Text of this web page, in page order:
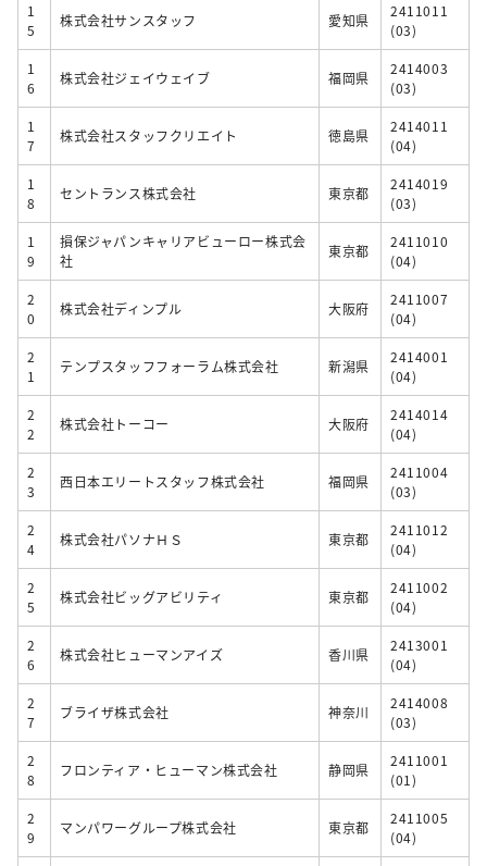
1
5
株式会社サンスタッフ 愛知県
2411011
(03)
1
6
株式会社ジェイウェイブ 福岡県
2414003
(03)
1
7
株式会社スタッフクリエイト 徳島県
2414011
(04)
1
8
セントランス株式会社 東京都
2414019
(03)
1
9
損保ジャパンキャリアビューロー株式会
社
東京都
2411010
(04)
2
0
株式会社ディンプル 大阪府
2411007
(04)
2
1
テンプスタッフフォーラム株式会社 新潟県
2414001
(04)
2
2
株式会社トーコー 大阪府
2414014
(04)
2
3
西日本エリートスタッフ株式会社 福岡県
2411004
(03)
2
4
株式会社パソナＨＳ 東京都
2411012
(04)
2
5
株式会社ビッグアビリティ 東京都
2411002
(04)
2
6
株式会社ヒューマンアイズ 香川県
2413001
(04)
2
7
ブライザ株式会社 神奈川
2414008
(03)
2
8
フロンティア・ヒューマン株式会社 静岡県
2411001
(01)
2
9
マンパワーグループ株式会社 東京都
2411005
(04)